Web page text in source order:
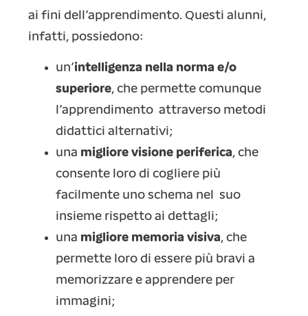
ai fini dell’apprendimento. Questi alunni,
infatti, possiedono:
un’intelligenza nella norma e/o
superiore, che permette comunque
l’apprendimento attraverso metodi
didattici alternativi;
una migliore visione periferica, che
consente loro di cogliere più
facilmente uno schema nel suo
insieme rispetto ai dettagli;
una migliore memoria visiva, che
permette loro di essere più bravi a
memorizzare e apprendere per
immagini;